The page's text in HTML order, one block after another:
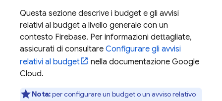
Questa sezione descrive i budget e gli avvisi
relativi al budget a livello generale con un
contesto Firebase. Per informazioni dettagliate,
assicurati di consultare Configurare gli avvisi
relativi al budget
nella documentazione Google
Cloud.
Nota:per configurare un budget o un avviso relativo